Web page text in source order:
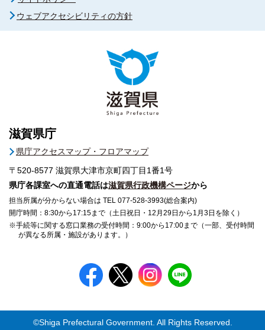
ウェブアクセシビリティの方針
滋賀県庁
県庁アクセスマップ・フロアマップ
〒520-8577 滋賀県大津市京町四丁目1番1号
県庁各課室への直通電話は滋賀県行政機構ページから
担当所属が分からない場合は TEL 077-528-3993(総合案内)
開庁時間：8:30から17:15まで（土日祝日・12月29日から1月3日を除く）
※手続等に関する窓口業務の受付時間：9:00から17:00まで（一部、受付時間
が異なる所属・施設があります。）
©Shiga Prefectural Government. All Rights Reserved.